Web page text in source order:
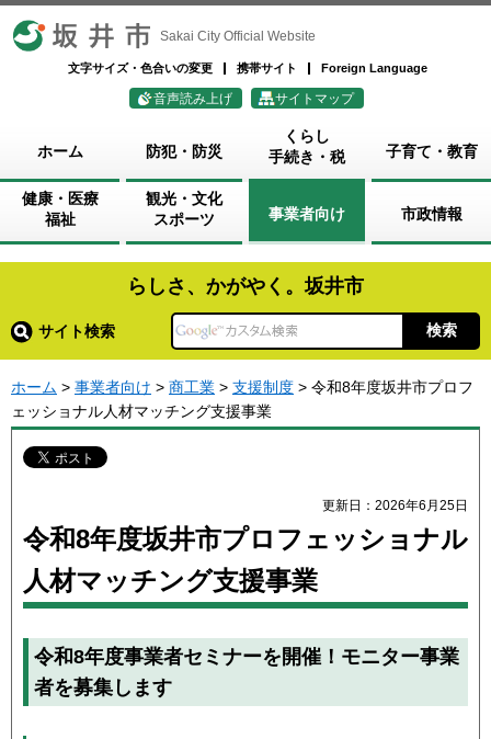
坂井市 Sakai City Official Website
文字サイズ・色合いの変更 携帯サイト Foreign Language
音声読み上げ サイトマップ
ホーム 防犯・防災
くらし
手続き・税
子育て・教育
健康・医療
福祉
観光・文化
スポーツ
事業者向け 市政情報
らしさ、かがやく。坂井市
サイト検索
ホーム > 事業者向け > 商工業 > 支援制度 > 令和8年度坂井市プロフ
ェッショナル人材マッチング支援事業
更新日：2026年6月25日
令和8年度坂井市プロフェッショナル
人材マッチング支援事業
令和8年度事業者セミナーを開催！モニター事業
者を募集します